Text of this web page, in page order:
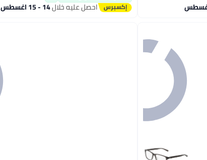
احصل عليه خلال14 - 15 اغسطس